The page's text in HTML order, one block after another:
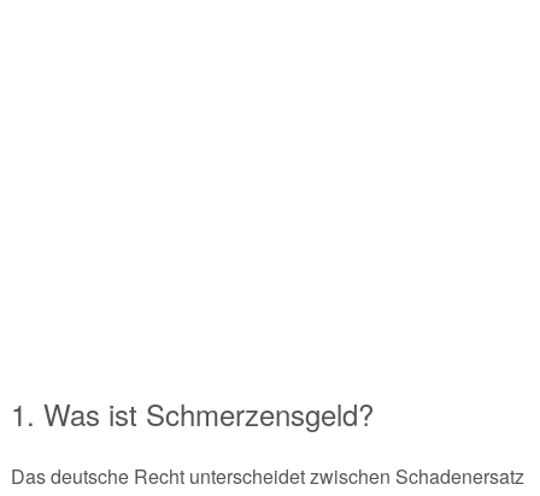
1. Was ist Schmerzensgeld?
Das deutsche Recht unterscheidet zwischen Schadenersatz